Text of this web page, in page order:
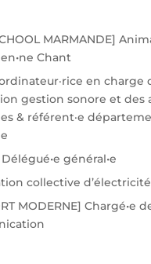
MARMANDE]
Chant
en charge
gestion sonore et des
& référent·e
Délégué•e général•e
collective d’électricité
MODERNE] Chargé•e